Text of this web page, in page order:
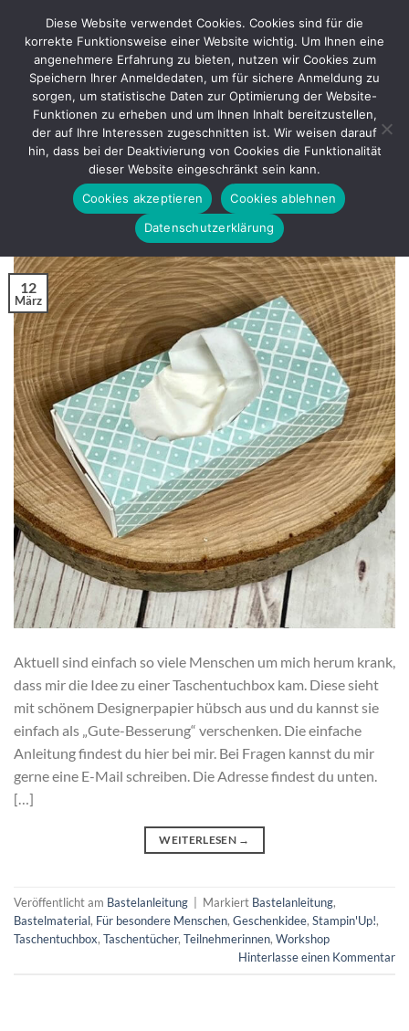
Inhalt
springen
SCHLAGWORT-ARCHIVE:TASCHENTÜCHER
BASTELANLEITUNG
Taschentuchbox
VERÖFFENTLICHT AM VON
12
März
Aktuell sind einfach so viele Menschen um mich herum krank,
dass mir die Idee zu einer Taschentuchbox kam. Diese sieht
mit schönem Designerpapier hübsch aus und du kannst sie
einfach als „Gute-Besserung“ verschenken. Die einfache
Anleitung findest du hier bei mir. Bei Fragen kannst du mir
gerne eine E-Mail schreiben. Die Adresse findest du unten.
[…]
WEITERLESEN →
Veröffentlicht am Bastelanleitung Markiert Bastelanleitung,
Bastelmaterial, Für besondere Menschen, Geschenkidee, Stampin'Up!,
Taschentuchbox, Taschentücher, Teilnehmerinnen, Workshop
Hinterlasse einen Kommentar
Diese Website verwendet Cookies. Cookies sind für die
korrekte Funktionsweise einer Website wichtig. Um Ihnen eine
angenehmere Erfahrung zu bieten, nutzen wir Cookies zum
Speichern Ihrer Anmeldedaten, um für sichere Anmeldung zu
sorgen, um statistische Daten zur Optimierung der Website-
Funktionen zu erheben und um Ihnen Inhalt bereitzustellen,
der auf Ihre Interessen zugeschnitten ist. Wir weisen darauf
hin, dass bei der Deaktivierung von Cookies die Funktionalität
dieser Website eingeschränkt sein kann.
Cookies akzeptieren
Cookies ablehnen
Datenschutzerklärung